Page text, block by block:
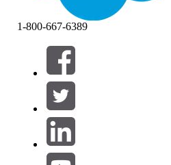
Filtres (0)
SÉLECTIONNER DES FILTRES
Gamme de produits
1-800-667-6389